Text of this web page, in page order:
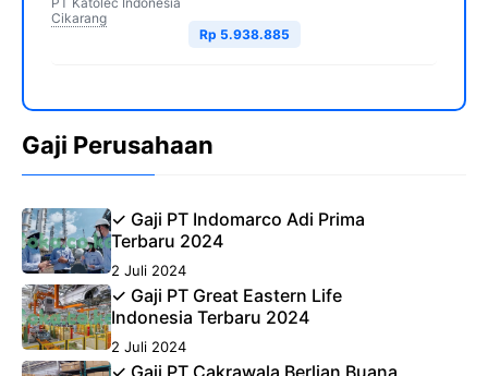
Cikarang
Rp 5.938.885
Gaji Perusahaan
✓ Gaji PT Indomarco Adi Prima
Terbaru 2024
2 Juli 2024
✓ Gaji PT Great Eastern Life
Indonesia Terbaru 2024
2 Juli 2024